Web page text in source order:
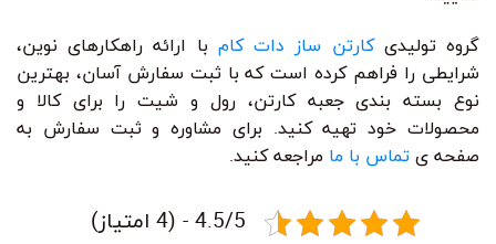
گروه تولیدیکارتن ساز دات کام با ارائه راهکارهای نوین،
شرایطی را فراهم کرده است که با ثبت سفارش آسان، بهترین
نوع بسته بندی جعبه کارتن، رول و شیت را برای کالا و
محصولات خود تهیه کنید. برای مشاوره و ثبت سفارش به
صفحه ی تماس با ما مراجعه کنید.
4.5/5 - (4 امتیاز)